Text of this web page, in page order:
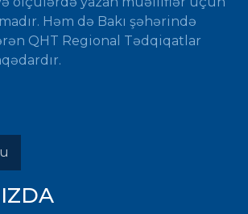
Həm də Bakı şəhərində
QHT Regional Tədqiqatlar